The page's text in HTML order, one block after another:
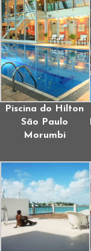
Piscina do Hilton
São Paulo
Morumbi